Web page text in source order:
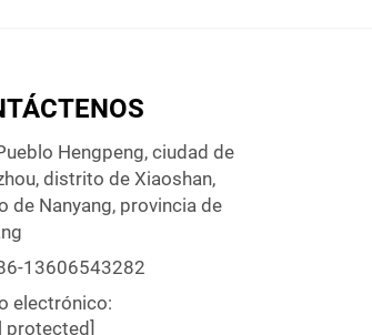
Hengpeng, ciudad de
distrito de Xiaoshan,
de Nanyang, provincia de
13606543282
electrónico:
protected]